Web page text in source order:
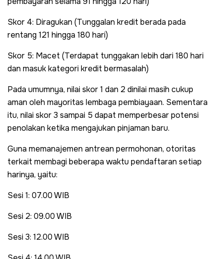
Skor 4: Diragukan (Tunggalan kredit berada pada
rentang 121 hingga 180 hari)
Skor 5: Macet (Terdapat tunggakan lebih dari 180 hari
dan masuk kategori kredit bermasalah)
Pada umumnya, nilai skor 1 dan 2 dinilai masih cukup
aman oleh mayoritas lembaga pembiayaan. Sementara
itu, nilai skor 3 sampai 5 dapat memperbesar potensi
penolakan ketika mengajukan pinjaman baru.
Guna memanajemen antrean permohonan, otoritas
terkait membagi beberapa waktu pendaftaran setiap
harinya, yaitu:
Sesi 1: 07.00 WIB
Sesi 2: 09.00 WIB
Sesi 3: 12.00 WIB